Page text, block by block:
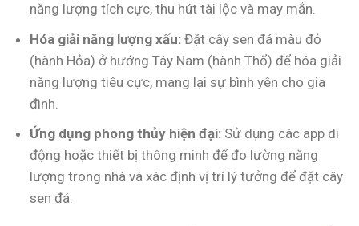
năng lượng tích cực, thu hút tài lộc và may mắn.
Hóa giải năng lượng xấu: Đặt cây sen đá màu đỏ
(hành Hỏa) ở hướng Tây Nam (hành Thổ) để hóa giải
năng lượng tiêu cực, mang lại sự bình yên cho gia
đình.
Ứng dụng phong thủy hiện đại: Sử dụng các app di
động hoặc thiết bị thông minh để đo lường năng
lượng trong nhà và xác định vị trí lý tưởng để đặt cây
sen đá.